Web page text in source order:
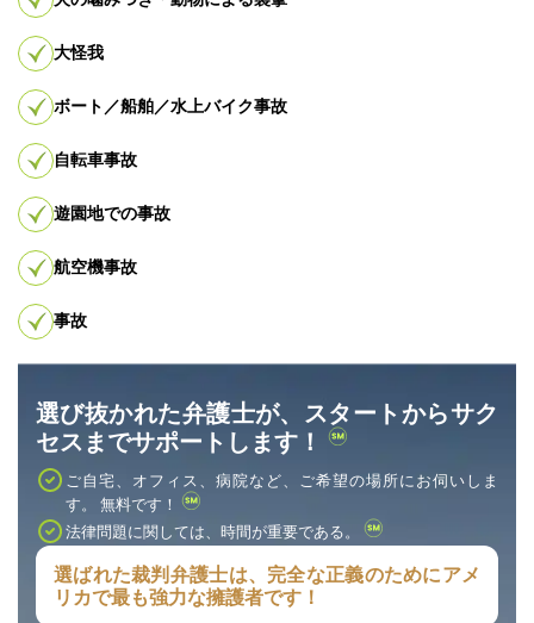
大怪我
ボート／船舶／水上バイク事故
自転車事故
遊園地での事故
航空機事故
事故
選び抜かれた弁護士が、スタートからサク
セスまでサポートします！
ご自宅、オフィス、病院など、ご希望の場所にお伺いしま
す。 無料です！
法律問題に関しては、時間が重要である。
選ばれた裁判弁護士は、完全な正義のためにアメ
リカで最も強力な擁護者です！